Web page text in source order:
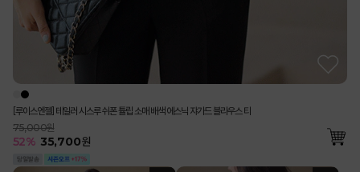
[루이스엔젤] 테일러 시스루 쉬폰 튤립 소매 배색 에스닉 쟈가드 블라우스 티
75,000원
52% 35,700원